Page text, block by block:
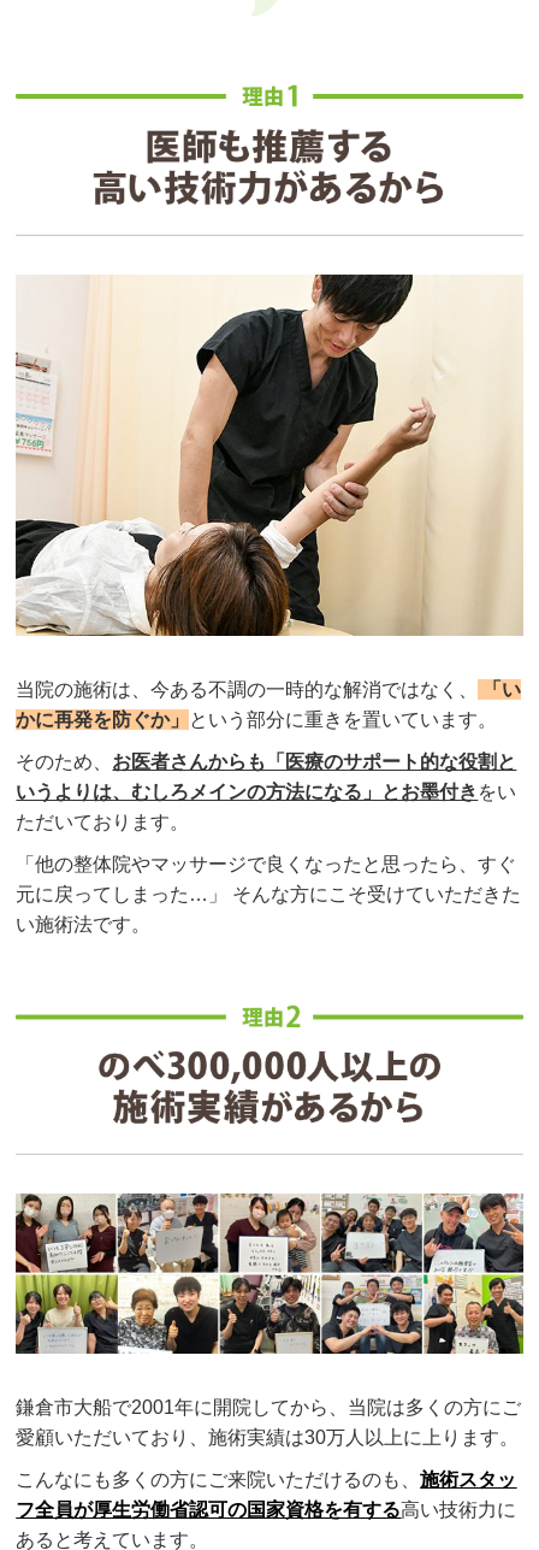
当院の施術は、今ある不調の一時的な解消ではなく、
「い
かに再発を防ぐか」 という部分に重きを置いています。
そのため、 お医者さんからも「医療のサポート的な役割と
いうよりは、むしろメインの方法になる」とお墨付き をい
ただいております。
「他の整体院やマッサージで良くなったと思ったら、すぐ
元に戻ってしまった…」 そんな方にこそ受けていただきた
い施術法です。
鎌倉市大船で2001年に開院してから、当院は多くの方にご
愛顧いただいており、施術実績は30万人以上に上ります。
こんなにも多くの方にご来院いただけるのも、施術スタッ
フ全員が厚生労働省認可の国家資格を有する高い技術力に
あると考えています。